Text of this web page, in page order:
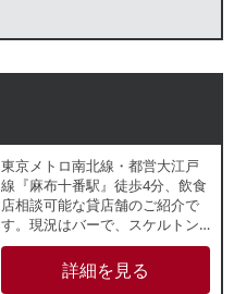
東京メトロ南北線・都営大江戸
線『麻布十番駅』徒歩4分、飲食
店相談可能な貸店舗のご紹介で
す。現況はバーで、スケルトン
でのお引き渡しです。麻布十番2
丁目エリアに位置するビル5階の
店舗で、周辺勤務のビジネスパ
詳細を見る